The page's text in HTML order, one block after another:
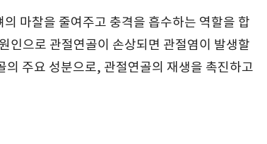
마찰을 줄여주고 충격을 흡수하는 역할을 합
인으로 관절연골이 손상되면 관절염이 발생할
주요 성분으로, 관절연골의 재생을 촉진하고